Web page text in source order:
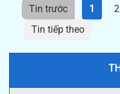
Tin trước 1 2
Tin tiếp theo